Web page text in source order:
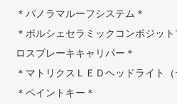
＊パノラマルーフシステム＊
＊ポルシェセラミックコンポジッ
ロスブレーキキャリパー＊
＊マトリクスＬＥＤヘッドライト
＊ペイントキー＊